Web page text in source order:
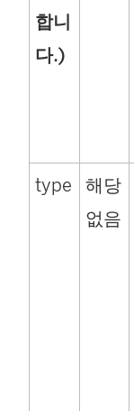
합니
다.)
type
해당
없음